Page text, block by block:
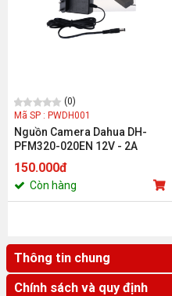
(0)
Mã SP : PWDH001
Nguồn Camera Dahua DH-
PFM320-020EN 12V - 2A
150.000đ
Còn hàng
Thông tin chung
Chính sách và quy định